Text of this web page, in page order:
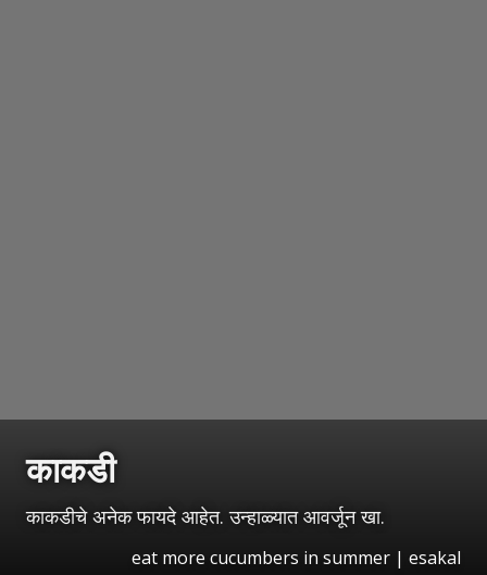
काकडी
काकडीचे अनेक फायदे आहेत. उन्हाळ्यात आवर्जून खा.
eat more cucumbers in summer | esakal